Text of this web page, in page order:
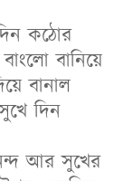
কঠোর
বানিয়ে
বানাল
দিন
আর সুখের